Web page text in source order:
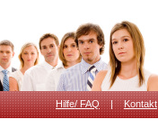
Hilfe/ FAQ | Kontakt